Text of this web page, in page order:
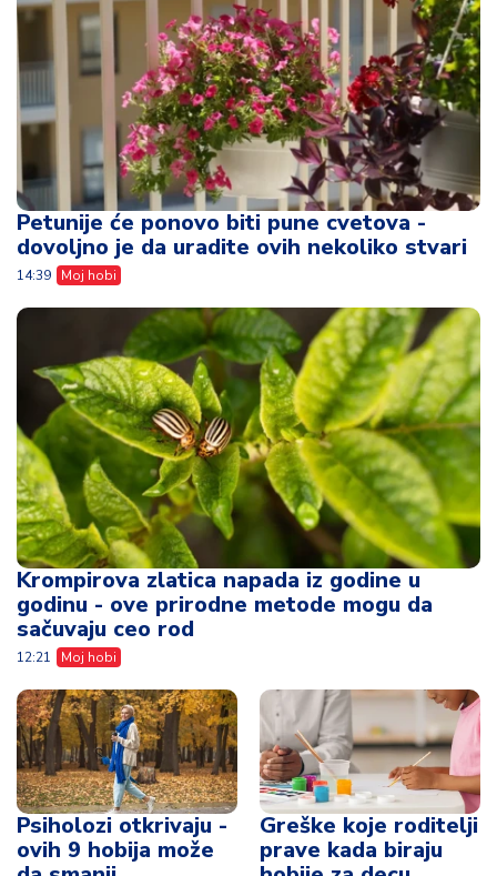
Petunije će ponovo biti pune cvetova -
dovoljno je da uradite ovih nekoliko stvari
14:39 Moj hobi
Krompirova zlatica napada iz godine u
godinu - ove prirodne metode mogu da
sačuvaju ceo rod
12:21 Moj hobi
Psiholozi otkrivaju -
ovih 9 hobija može
Greške koje roditelji
prave kada biraju